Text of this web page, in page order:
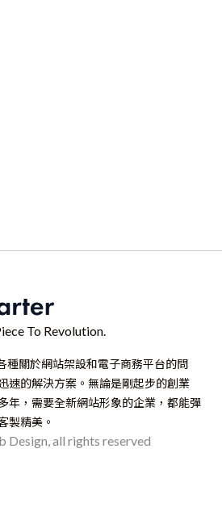
To Revolution.
種關於網站架設和電子商務平台的問
速的解決方案。無論是剛起步的創業
年，需要全新網站形象的企業，都能彈
製精美。
Design, all rights reserved